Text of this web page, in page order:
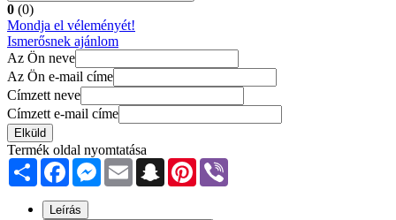
0 (0)
Mondja el véleményét!
Ismerősnek ajánlom
Az Ön neve
Az Ön e-mail címe
Címzett neve
Címzett e-mail címe
Elküld
Termék oldal nyomtatása
Share FacebookMessenger
Email SnapchatPinterest
Leírás